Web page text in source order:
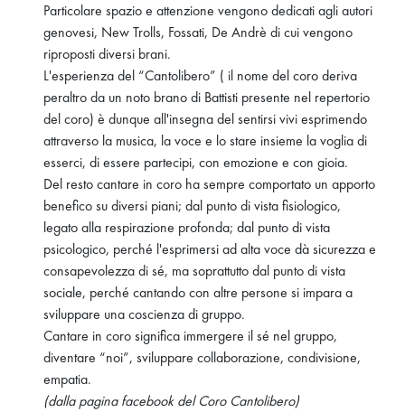
Particolare spazio e attenzione vengono dedicati agli autori
genovesi, New Trolls, Fossati, De Andrè di cui vengono
riproposti diversi brani.
L'esperienza del “Cantolibero” ( il nome del coro deriva
peraltro da un noto brano di Battisti presente nel repertorio
del coro) è dunque all'insegna del sentirsi vivi esprimendo
attraverso la musica, la voce e lo stare insieme la voglia di
esserci, di essere partecipi, con emozione e con gioia.
Del resto cantare in coro ha sempre comportato un apporto
benefico su diversi piani; dal punto di vista fisiologico,
legato alla respirazione profonda; dal punto di vista
psicologico, perché l'esprimersi ad alta voce dà sicurezza e
consapevolezza di sé, ma soprattutto dal punto di vista
sociale, perché cantando con altre persone si impara a
sviluppare una coscienza di gruppo.
Cantare in coro significa immergere il sé nel gruppo,
diventare “noi”, sviluppare collaborazione, condivisione,
empatia.
(dalla pagina facebook del Coro Cantolibero)